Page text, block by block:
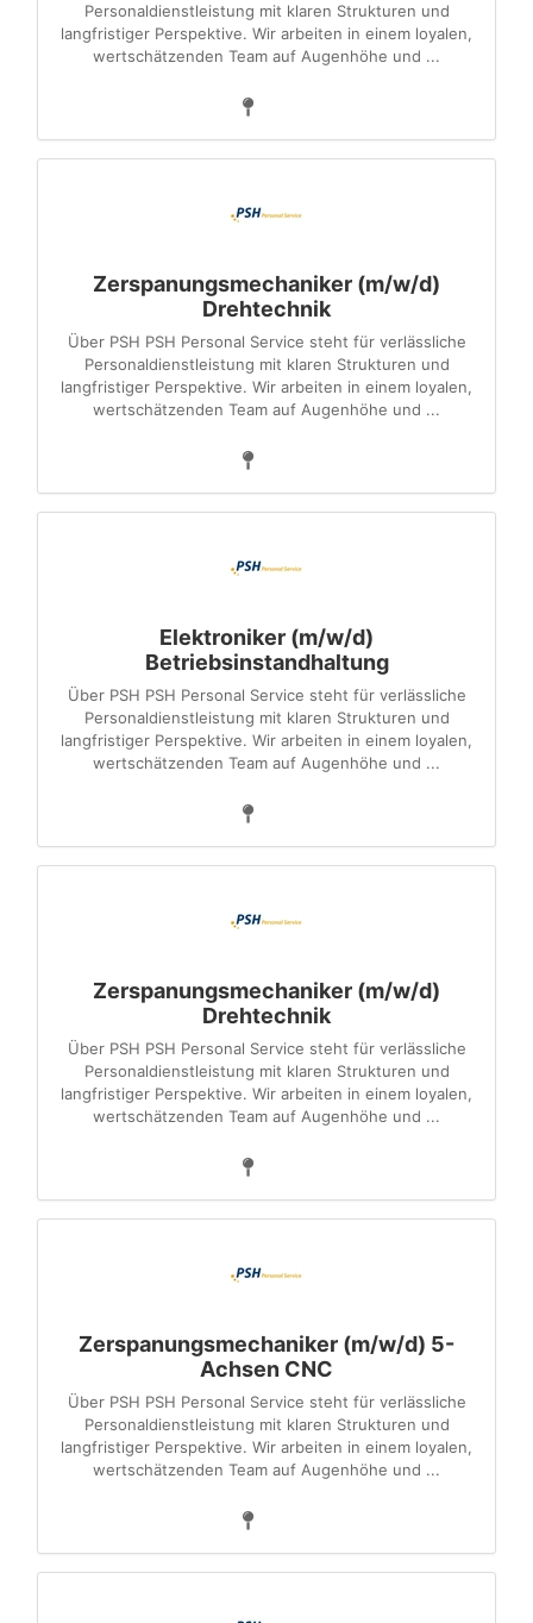
Personaldienstleistung mit klaren Strukturen und
langfristiger Perspektive. Wir arbeiten in einem loyalen,
wertschätzenden Team auf Augenhöhe und ...
Zerspanungsmechaniker (m/w/d)
Drehtechnik
Über PSH PSH Personal Service steht für verlässliche
Personaldienstleistung mit klaren Strukturen und
langfristiger Perspektive. Wir arbeiten in einem loyalen,
wertschätzenden Team auf Augenhöhe und ...
Elektroniker (m/w/d)
Betriebsinstandhaltung
Über PSH PSH Personal Service steht für verlässliche
Personaldienstleistung mit klaren Strukturen und
langfristiger Perspektive. Wir arbeiten in einem loyalen,
wertschätzenden Team auf Augenhöhe und ...
Zerspanungsmechaniker (m/w/d)
Drehtechnik
Über PSH PSH Personal Service steht für verlässliche
Personaldienstleistung mit klaren Strukturen und
langfristiger Perspektive. Wir arbeiten in einem loyalen,
wertschätzenden Team auf Augenhöhe und ...
Zerspanungsmechaniker (m/w/d) 5-
Achsen CNC
Über PSH PSH Personal Service steht für verlässliche
Personaldienstleistung mit klaren Strukturen und
langfristiger Perspektive. Wir arbeiten in einem loyalen,
wertschätzenden Team auf Augenhöhe und ...